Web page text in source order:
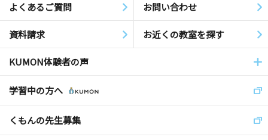
よくあるご質問 お問い合わせ
資料請求 お近くの教室を探す
KUMON体験者の声
学習中の方へ
くもんの先生募集